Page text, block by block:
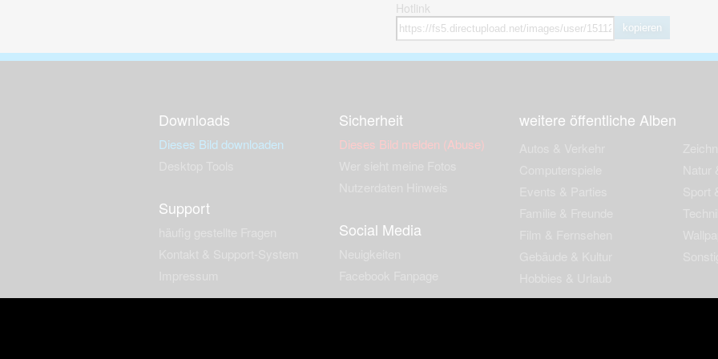
Hotlink
kopieren
Downloads
Dieses Bild downloaden
Support
Sicherheit
Dieses Bild melden (Abuse)
Social Media
weitere öffentliche Alben